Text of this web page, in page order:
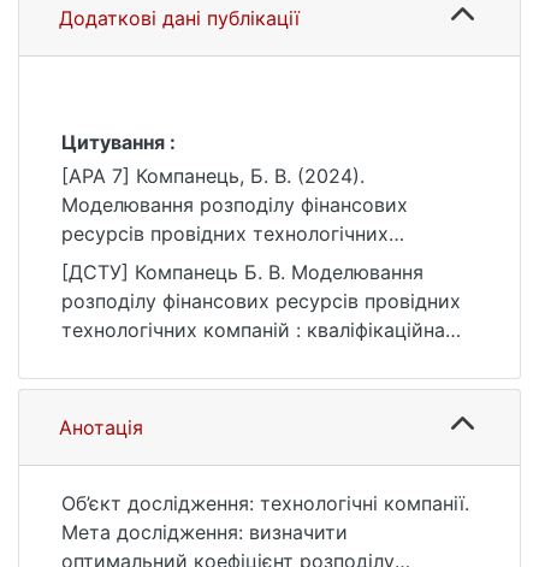
Додаткові дані публікації
Цитування :
[APA 7] Компанець, Б. В. (2024).
Моделювання розподілу фінансових
ресурсів провідних технологічних
компаній [Бакалаврська робота, Київський
національний університет імені Тараса
Шевченка]. eKNUTSHIR.
0
[ДСТУ] Компанець Б. В. Моделювання
розподілу фінансових ресурсів провідних
технологічних компаній : кваліфікаційна
поведінкові науки / наук. кер. І. К.
Федоренко. Київ, 2024. 80 с. URL:
https://ir.library.knu.ua/handle/15071834/625
Анотація
Об’єкт дослідження: технологічні компанії.
Мета дослідження: визначити
оптимальний коефіцієнт розподілу